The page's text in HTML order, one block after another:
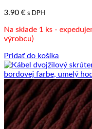
3.90 € s DPH
Na sklade 1 ks -
výrobcu)
Pridať do košíka